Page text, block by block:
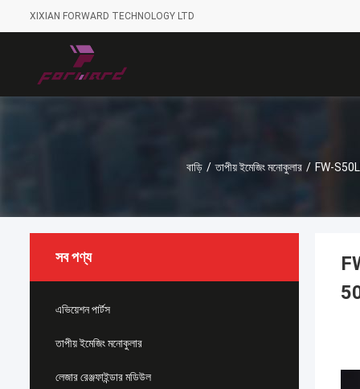
XIXIAN FORWARD TECHNOLOGY LTD
বাড়ি / তাপীয় ইমেজিং মনোকুলার / FW-
সব পণ্য
এভিয়েশন পার্টস
তাপীয় ইমেজিং মনোকুলার
লেজার রেঞ্জফাইন্ডার মডিউল